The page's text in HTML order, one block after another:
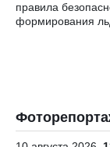
правила
формирования